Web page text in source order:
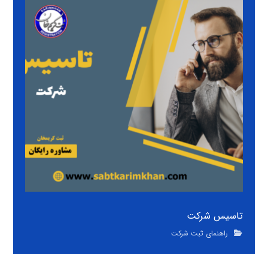
تاسیس شرکت
راهنمای ثبت شرکت